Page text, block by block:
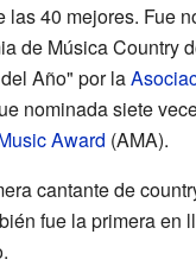
las 40 mejores. Fue
de Música Country
Año" por la
nominada siete
Award (AMA).
cantante de
fue la primera en